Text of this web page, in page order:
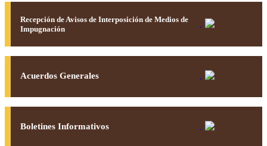
Recepción de Avisos de Interposición de Medios de
Impugnación
Acuerdos Generales
Boletines Informativos